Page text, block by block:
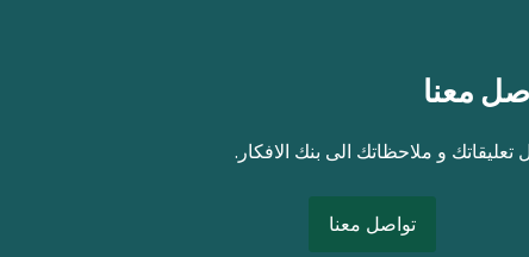
معنا
تعليقاتك و ملاحظاتك الى بنك الافكار.
تواصل معنا